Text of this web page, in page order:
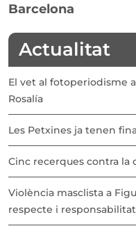
Barcelona
Actualitat
El vet al fotoperiodisme
Rosalía
Les Petxines ja tenen
Cinc recerques contra la
Violència masclista a
respecte i responsabilitat